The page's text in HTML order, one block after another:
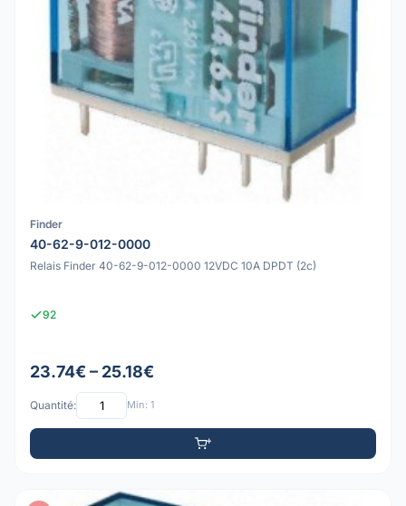
Finder
40-62-9-012-0000
Relais Finder 40-62-9-012-0000 12VDC 10A DPDT (2c)
92
23.74€ – 25.18€
Quantité: Min: 1